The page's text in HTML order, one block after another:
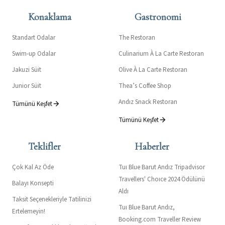
Kişisel Veri
Sağlık poliçeleri, engeli ile ilgili sağlık raporları, sağlık
beyan belgesi, sağlık raporları,
hamilelik durumu, hamilelik raporu, meslek hastalığı
kayıtları, işe giriş muayene formu,
günlük hasta şikâyetleri, kullanmakta olduğu ilaçlar,
klinik geçmişi, akciğer grafisi, işitme
cüzdanı içerisinde yer alan din
bilgisi hanesi, ehliyet belgesi içerisinde yer alan kan grubu
hanesi
Eğitim Bilgisi
Öğrenim durumu, sertifika ve diploma fotokopileri, eğitim
Konaklama
Standart Odalar
Swim-up Odalar
Jakuzi Süit
Junior Süit
Tümünü Keşfet
Gastronomi
The Restoran
Culinarium À La Carte Restoran
Olive À La Carte Restoran
Thea’s Coffee Shop
Andız Snack Restoran
Tümünü Keşfet
Teklifler
Çok Kal Az Öde
Balayı Konsepti
Taksit Seçenekleriyle Tatilinizi
Ertelemeyin!
Haberler
Tuı Blue Barut Andız Tripadvisor
Travellers' Choıce 2024 Ödülünü
Aldı
Tuı Blue Barut Andız,
Booking.com Traveller Review